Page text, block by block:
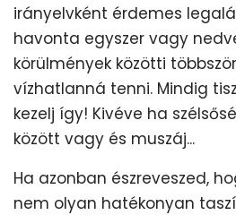
irányelvként érdemes
havonta egyszer vagy
körülmények közötti
vízhatlanná tenni. Mindig
kezelj így! Kivéve ha
között vagy és muszáj...
Ha azonban észreveszed,
nem olyan hatékonyan